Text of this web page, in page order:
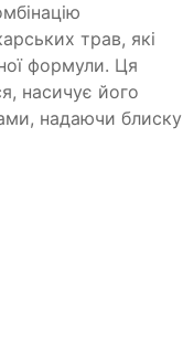
трав, які
формули. Ця
насичує його
надаючи блиску